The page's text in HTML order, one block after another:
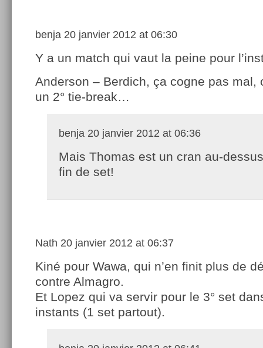
benja 20 janvier 2012 at 06:30
Y a un match qui vaut la peine pour
Anderson – Berdich, ça cogne pas mal,
un 2° tie-break…
benja 20 janvier 2012 at 06:36
Mais Thomas est un cran au-
fin de set!
Nath 20 janvier 2012 at 06:37
Kiné pour Wawa, qui n’en finit plus de
contre Almagro.
Et Lopez qui va servir pour le 3° set
instants (1 set partout).